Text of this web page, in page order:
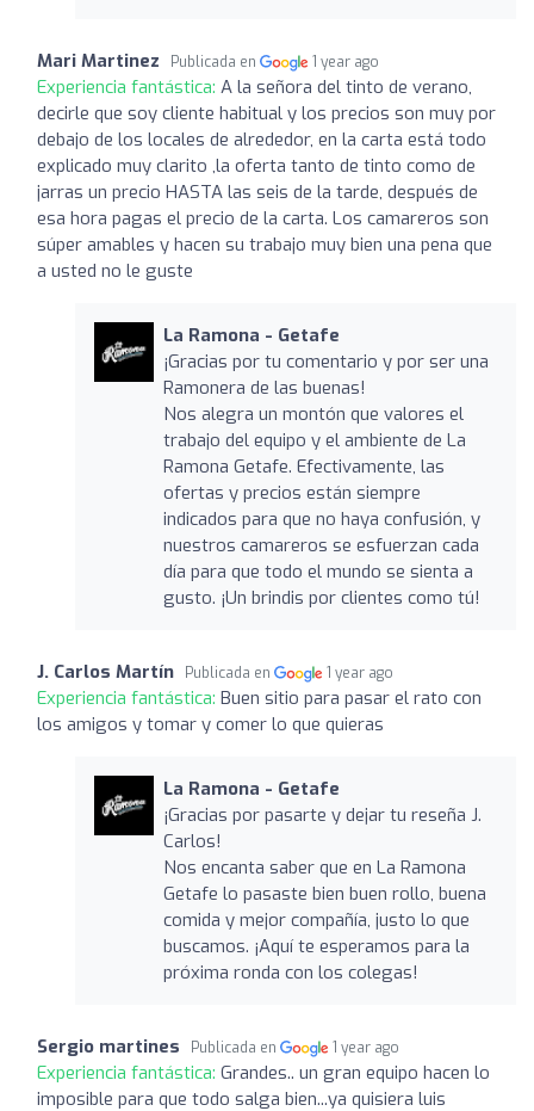
Mari Martinez Publicada en 1 year ago
Experiencia fantástica: A la señora del tinto de verano,
decirle que soy cliente habitual y los precios son muy por
debajo de los locales de alrededor, en la carta está todo
explicado muy clarito ,la oferta tanto de tinto como de
jarras un precio HASTA las seis de la tarde, después de
esa hora pagas el precio de la carta. Los camareros son
súper amables y hacen su trabajo muy bien una pena que
a usted no le guste
La Ramona - Getafe
¡Gracias por tu comentario y por ser una
Ramonera de las buenas!
Nos alegra un montón que valores el
trabajo del equipo y el ambiente de La
Ramona Getafe. Efectivamente, las
ofertas y precios están siempre
indicados para que no haya confusión, y
nuestros camareros se esfuerzan cada
día para que todo el mundo se sienta a
gusto. ¡Un brindis por clientes como tú!
J. Carlos Martín Publicada en 1 year ago
Experiencia fantástica: Buen sitio para pasar el rato con
los amigos y tomar y comer lo que quieras
La Ramona - Getafe
¡Gracias por pasarte y dejar tu reseña J.
Carlos!
Nos encanta saber que en La Ramona
Getafe lo pasaste bien buen rollo, buena
comida y mejor compañía, justo lo que
buscamos. ¡Aquí te esperamos para la
próxima ronda con los colegas!
Sergio martines Publicada en 1 year ago
Experiencia fantástica: Grandes.. un gran equipo hacen lo
imposible para que todo salga bien...ya quisiera luis